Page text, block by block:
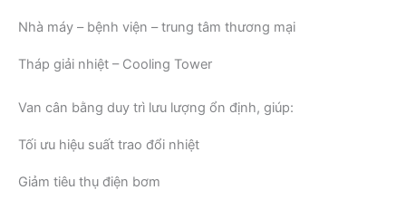
Nhà máy – bệnh viện – trung tâm thương mại
Tháp giải nhiệt – Cooling Tower
Van cân bằng duy trì lưu lượng ổn định, giúp:
Tối ưu hiệu suất trao đổi nhiệt
Giảm tiêu thụ điện bơm